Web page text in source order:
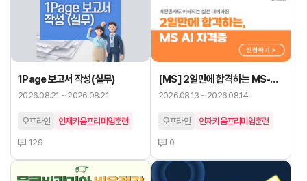
1Page 보고서 작성(실무)
2026.08.21 ~ 2026.08.21
오프라인 인재키움프리미엄훈련
129
[MS] 2일만에 합격하는 MS-AI
900 자격증
2026.08.13 ~ 2026.08.14
오프라인 인재키움프리미엄훈련
0